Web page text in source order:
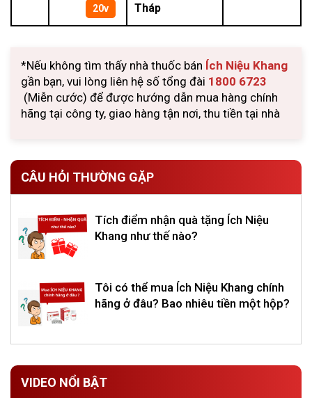
20v
Tháp
*Nếu không tìm thấy nhà thuốc bán Ích Niệu Khang
gần bạn, vui lòng liên hệ số tổng đài 1800 6723
(Miễn cước) để được hướng dẫn mua hàng chính
hãng tại công ty, giao hàng tận nơi, thu tiền tại nhà
CÂU HỎI THƯỜNG GẶP
Tích điểm nhận quà tặng Ích Niệu
Khang như thế nào?
Tôi có thể mua Ích Niệu Khang chính
hãng ở đâu? Bao nhiêu tiền một hộp?
VIDEO NỔI BẬT